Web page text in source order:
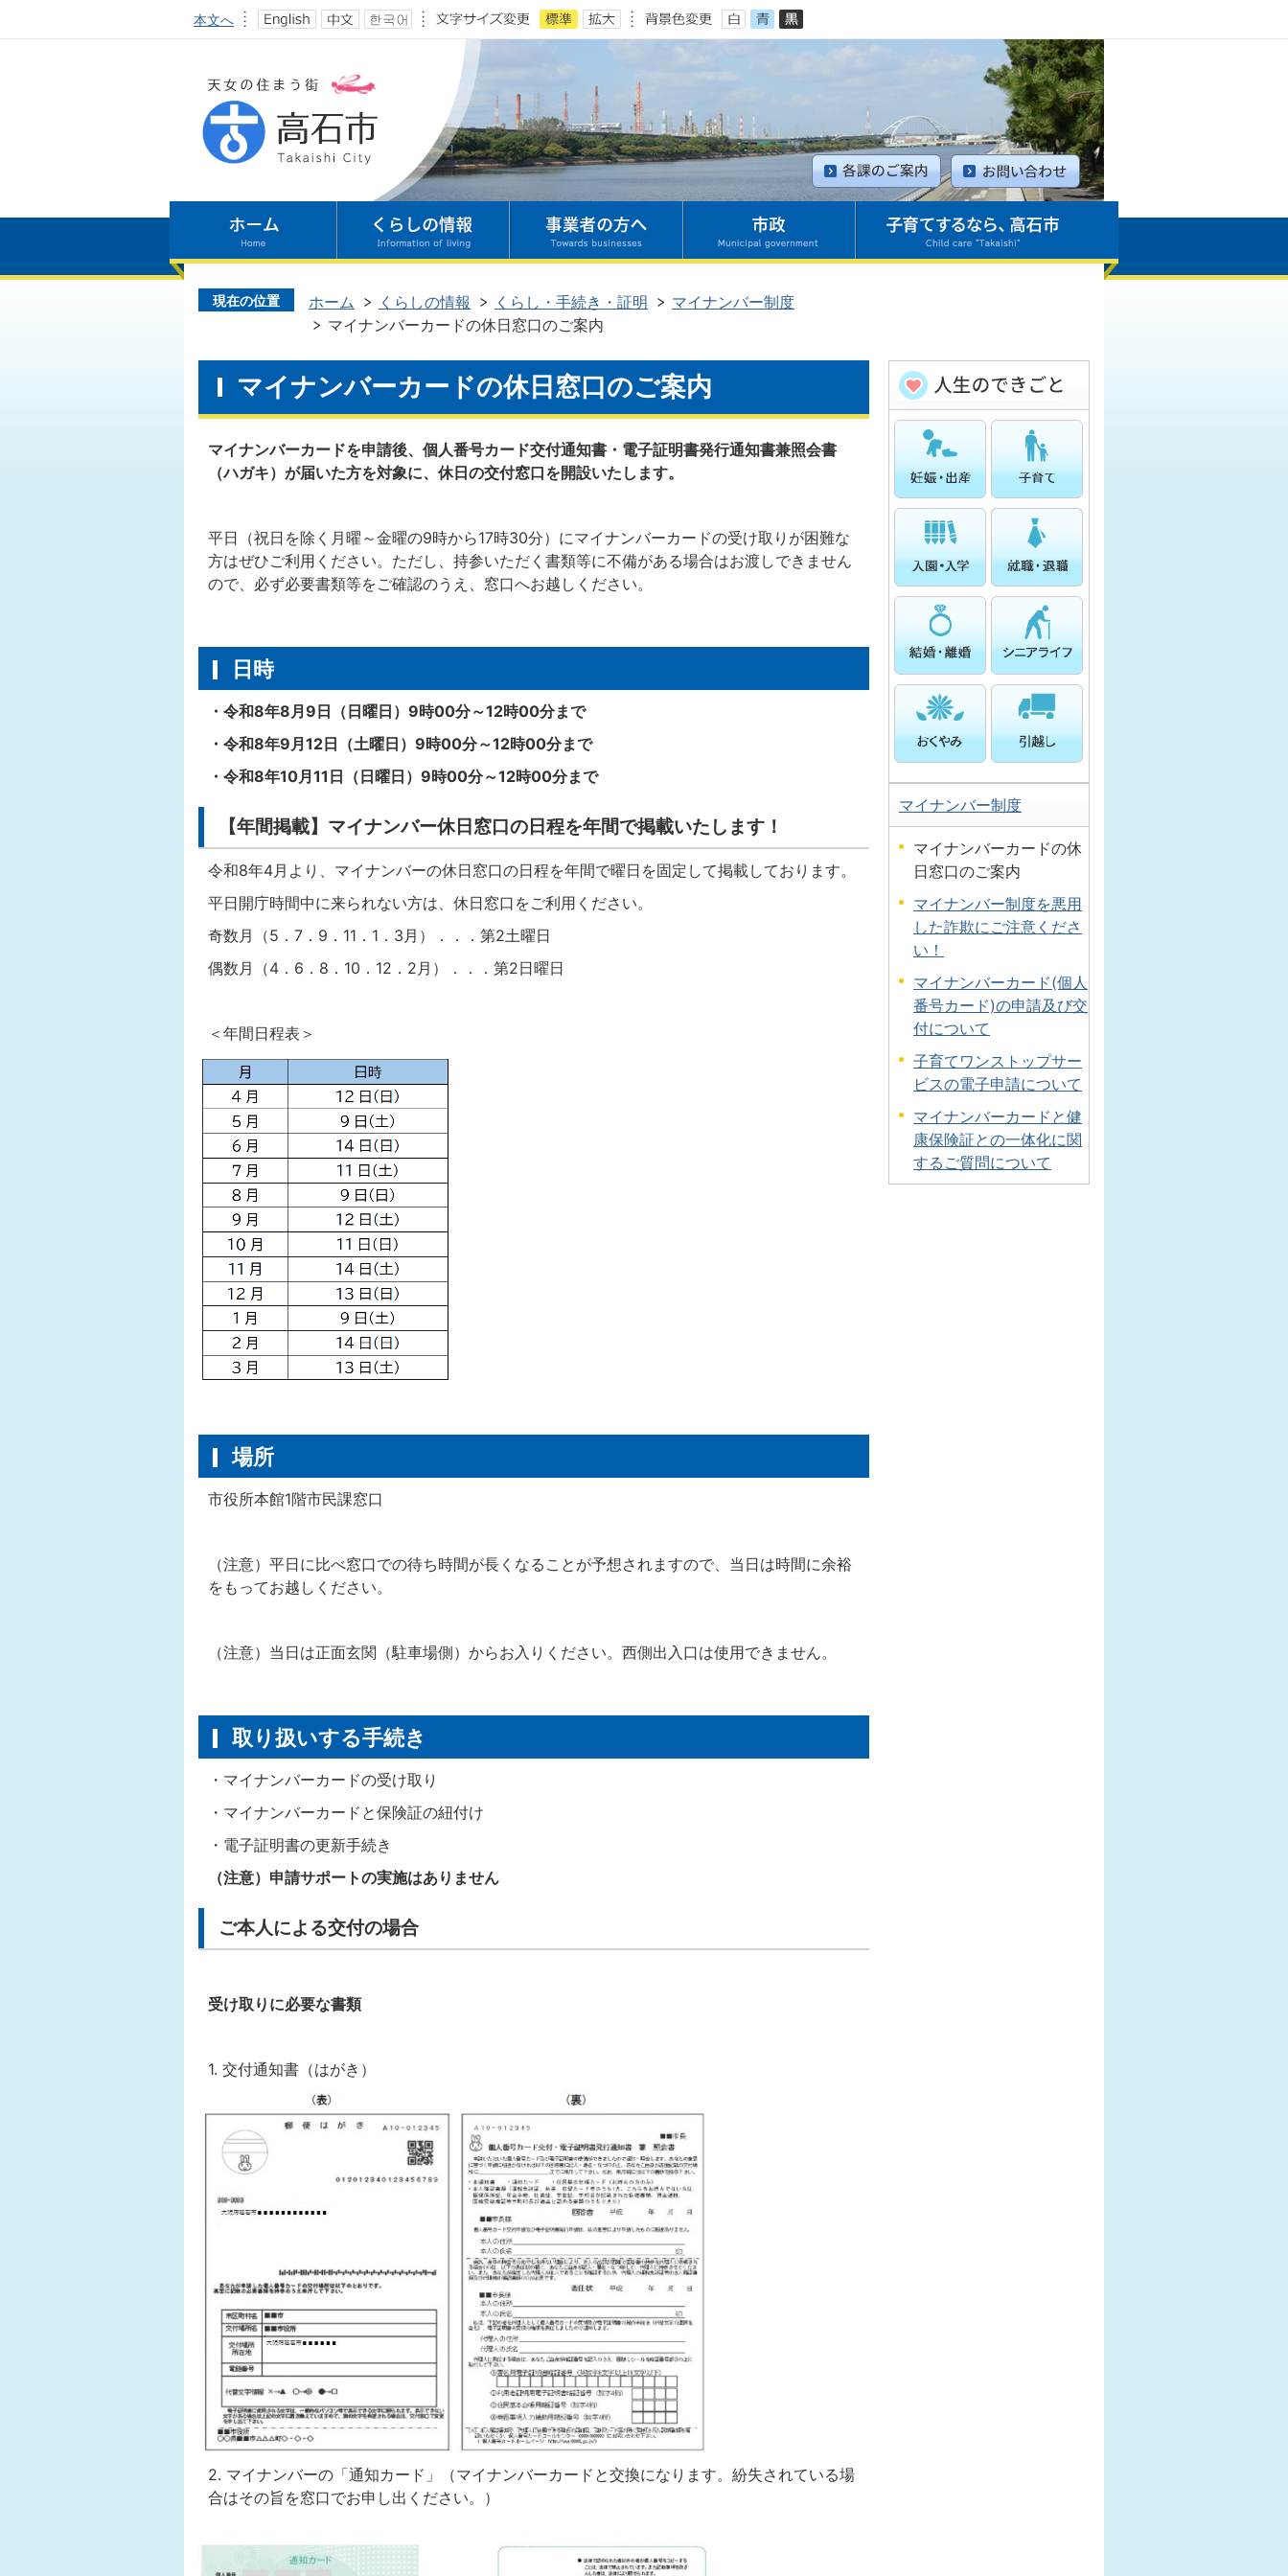
本文へ
現在の位置 ホーム くらしの情報 くらし・手続き・証明
マイナンバー制度
マイナンバーカードの休日窓口のご案内
マイナンバーカードの休日窓口のご案内
マイナンバーカードを申請後、個人番号カード交付通知書・電子証明書発行通知書兼照会書
（ハガキ）が届いた方を対象に、休日の交付窓口を開設いたします。
平日（祝日を除く月曜～金曜の9時から17時30分）にマイナンバーカードの受け取りが困難な
方はぜひご利用ください。ただし、持参いただく書類等に不備がある場合はお渡しできません
ので、必ず必要書類等をご確認のうえ、窓口へお越しください。
日時
・令和8年8月9日（日曜日）9時00分～12時00分まで
・令和8年9月12日（土曜日）9時00分～12時00分まで
・令和8年10月11日（日曜日）9時00分～12時00分まで
【年間掲載】マイナンバー休日窓口の日程を年間で掲載いたします！
令和8年4月より、マイナンバーの休日窓口の日程を年間で曜日を固定して掲載しております。
平日開庁時間中に来られない方は、休日窓口をご利用ください。
奇数月（5．7．9．11．1．3月）．．．第2土曜日
偶数月（4．6．8．10．12．2月）．．．第2日曜日
＜年間日程表＞
場所
市役所本館1階市民課窓口
（注意）平日に比べ窓口での待ち時間が長くなることが予想されますので、当日は時間に余裕
をもってお越しください。
（注意）当日は正面玄関（駐車場側）からお入りください。西側出入口は使用できません。
取り扱いする手続き
・マイナンバーカードの受け取り
・マイナンバーカードと保険証の紐付け
・電子証明書の更新手続き
（注意）申請サポートの実施はありません
ご本人による交付の場合
受け取りに必要な書類
1. 交付通知書（はがき）
2. マイナンバーの「通知カード」（マイナンバーカードと交換になります。紛失されている場
合はその旨を窓口でお申し出ください。）
マイナンバー制度
マイナンバーカードの休
日窓口のご案内
マイナンバー制度を悪用
した詐欺にご注意くださ
い！
マイナンバーカード(個人
番号カード)の申請及び交
付について
子育てワンストップサー
ビスの電子申請について
マイナンバーカードと健
康保険証との一体化に関
するご質問について